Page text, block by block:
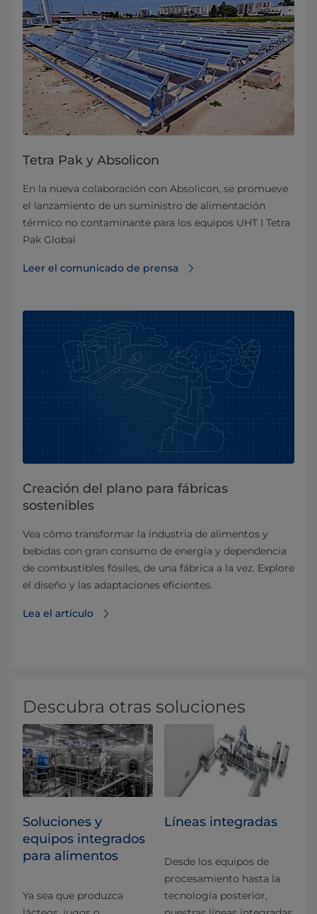
Tetra Pak y Absolicon
En la nueva colaboración con Absolicon, se promueve
el lanzamiento de un suministro de alimentación
térmico no contaminante para los equipos UHT I Tetra
Pak Global
Leer el comunicado de prensa
Creación del plano para fábricas
sostenibles
Vea cómo transformar la industria de alimentos y
bebidas con gran consumo de energía y dependencia
de combustibles fósiles, de una fábrica a la vez. Explore
el diseño y las adaptaciones eficientes.
Lea el artículo
Descubra otras soluciones
Soluciones y
equipos integrados
para alimentos
Ya sea que produzca
Líneas integradas
Desde los equipos de
procesamiento hasta la
tecnología posterior,